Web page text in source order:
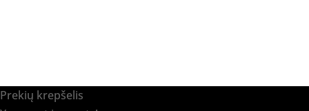
Prekių krepšelis